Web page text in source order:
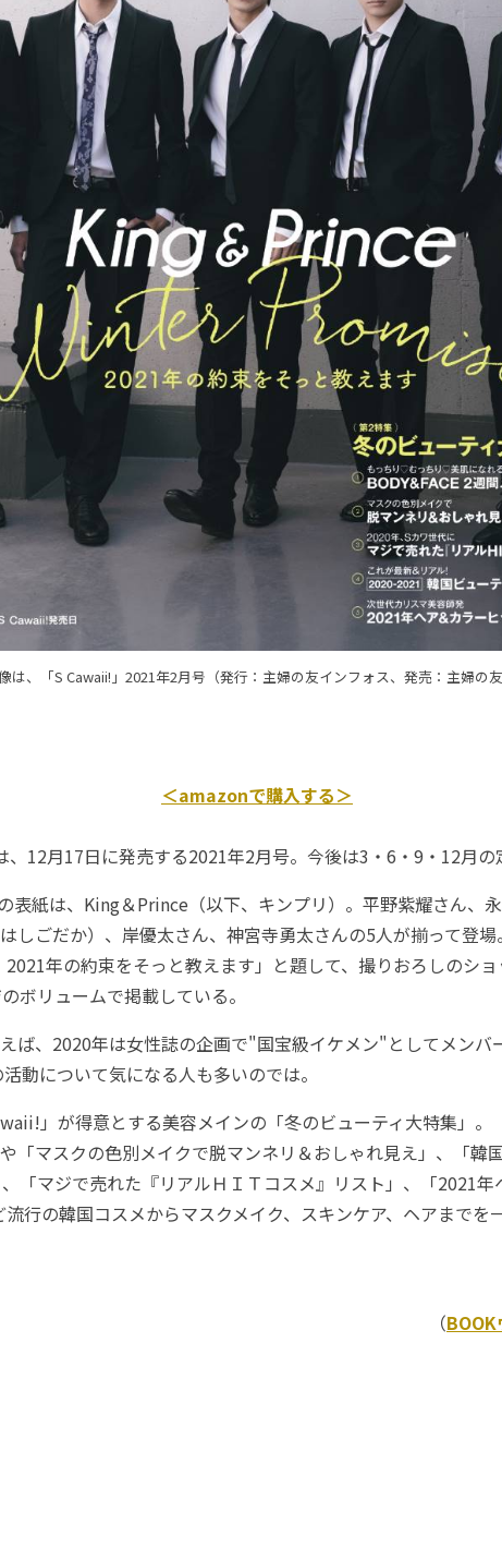
は、「S Cawaii!」2021年2月号（発行：主婦の友インフォス、発売：主婦の友
＜amazonで購入する＞
12月17日に発売する2021年2月号。今後は3・6・9・12月の
表紙は、King＆Prince（以下、キンプリ）。平野紫耀さん、
しごだか）、岸優太さん、神宮寺勇太さんの5人が揃って登
年の約束をそっと教えます」と題して、撮りおろしのショ
ボリュームで掲載している。
ば、2020年は女性誌の企画で"国宝級イケメン"としてメンバ
動について気になる人も多いのでは。
」が得意とする美容メインの「冬のビューティ大特集」。
「マスクの色別メイクで脱マンネリ＆おしゃれ見え」、「韓
「マジで売れた『リアルＨＩＴコスメ』リスト」、「2021年
流行の韓国コスメからマスクメイク、スキンケア、ヘアまでを
（